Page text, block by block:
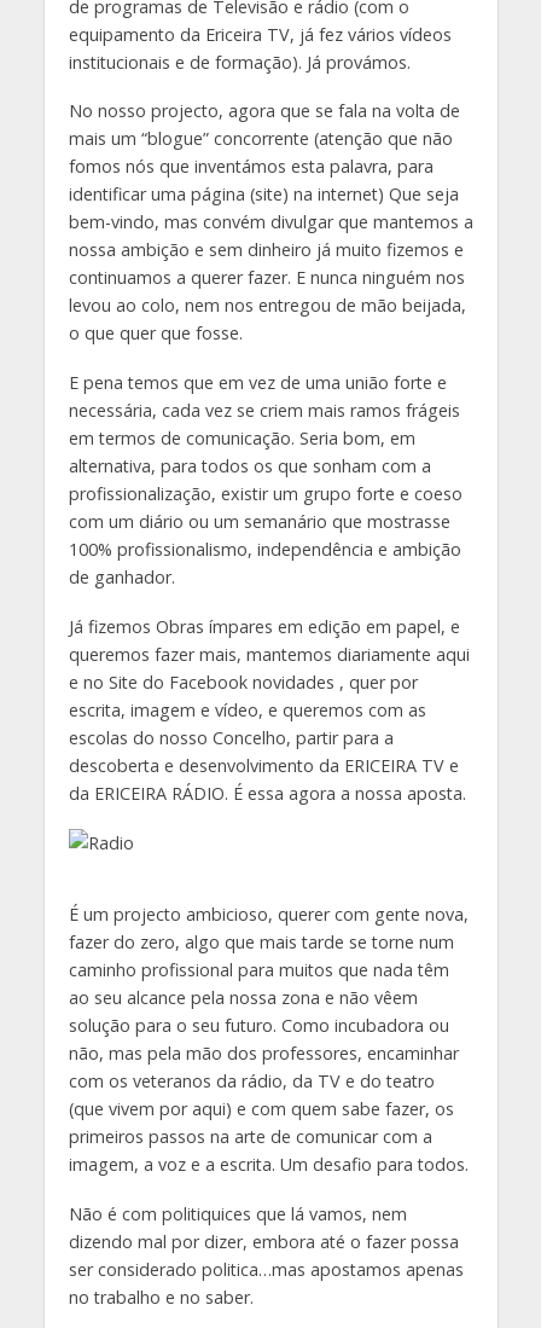
de programas de Televisão e rádio (com o
equipamento da Ericeira TV, já fez vários vídeos
institucionais e de formação). Já provámos.
No nosso projecto, agora que se fala na volta de
mais um “blogue” concorrente (atenção que não
fomos nós que inventámos esta palavra, para
identificar uma página (site) na internet) Que seja
bem-vindo, mas convém divulgar que mantemos a
nossa ambição e sem dinheiro já muito fizemos e
continuamos a querer fazer. E nunca ninguém nos
levou ao colo, nem nos entregou de mão beijada,
o que quer que fosse.
E pena temos que em vez de uma união forte e
necessária, cada vez se criem mais ramos frágeis
em termos de comunicação. Seria bom, em
alternativa, para todos os que sonham com a
profissionalização, existir um grupo forte e coeso
com um diário ou um semanário que mostrasse
100% profissionalismo, independência e ambição
de ganhador.
Já fizemos Obras ímpares em edição em papel, e
queremos fazer mais, mantemos diariamente aqui
e no Site do Facebook novidades , quer por
escrita, imagem e vídeo, e queremos com as
escolas do nosso Concelho, partir para a
descoberta e desenvolvimento da ERICEIRA TV e
da ERICEIRA RÁDIO. É essa agora a nossa aposta.
É um projecto ambicioso, querer com gente nova,
fazer do zero, algo que mais tarde se torne num
caminho profissional para muitos que nada têm
ao seu alcance pela nossa zona e não vêem
solução para o seu futuro. Como incubadora ou
não, mas pela mão dos professores, encaminhar
com os veteranos da rádio, da TV e do teatro
(que vivem por aqui) e com quem sabe fazer, os
primeiros passos na arte de comunicar com a
imagem, a voz e a escrita. Um desafio para todos.
Não é com politiquices que lá vamos, nem
dizendo mal por dizer, embora até o fazer possa
ser considerado politica…mas apostamos apenas
no trabalho e no saber.